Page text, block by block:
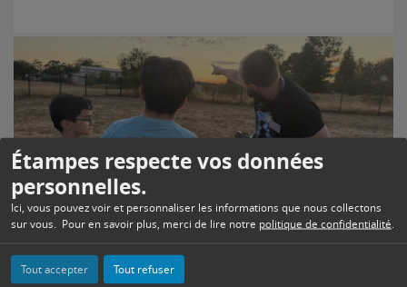
Étampes respecte vos données
personnelles.
Ici, vous pouvez voir et personnaliser les informations que nous collectons
sur vous. Pour en savoir plus, merci de lire notre politique de confidentialité
Tout accepter Tout refuser
Une journée estivale qui s’est terminée sous
les étoiles